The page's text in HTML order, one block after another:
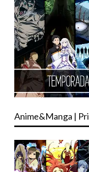
Anime&Manga |